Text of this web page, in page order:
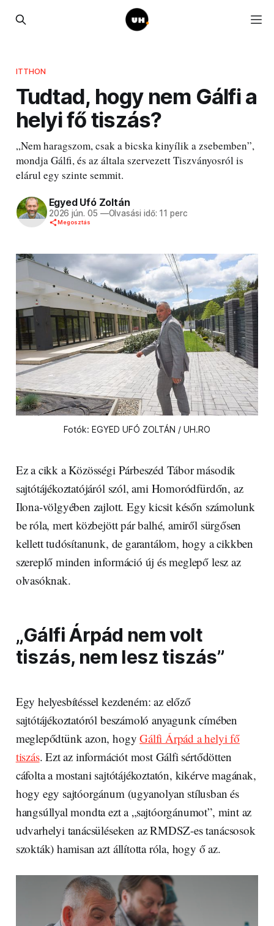
ITTHON
Tudtad, hogy nem Gálfi a
helyi fő tiszás?
„Nem haragszom, csak a bicska kinyílik a zsebemben”,
mondja Gálfi, és az általa szervezett Tiszványosról is
elárul egy szinte semmit.
Egyed Ufó Zoltán
2026 jún. 05 —Olvasási idő: 11 perc
Megosztás
Fotók: EGYED UFÓ ZOLTÁN / UH.RO
Ez a cikk a Közösségi Párbeszéd Tábor második
sajtótájékoztatójáról szól, ami Homoródfürdőn, az
Ilona-völgyében zajlott. Egy kicsit későn számolunk
be róla, mert közbejött pár balhé, amiről sürgősen
kellett tudósítanunk, de garantálom, hogy a cikkben
szereplő minden információ új és meglepő lesz az
olvasóknak.
„Gálfi Árpád nem volt
tiszás, nem lesz tiszás”
Egy helyesbítéssel kezdeném: az előző
sajtótájékoztatóról beszámoló anyagunk címében
meglepődtünk azon, hogyGálfi Árpád a helyi fő
tiszás. Ezt az információt most Gálfi sértődötten
cáfolta a mostani sajtótájékoztatón, kikérve magának,
hogy egy sajtóorgánum (ugyanolyan stílusban és
hangsúllyal mondta ezt a „sajtóorgánumot”, mint az
udvarhelyi tanácsüléseken az RMDSZ-es tanácsosok
szokták) hamisan azt állította róla, hogy ő az.